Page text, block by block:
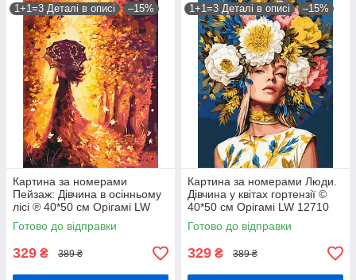
1+1=3 Деталі в описі –15%
Картина за номерами
Пейзаж: Дівчина в осінньому
лісі ℗ 40*50 см Орігамі LW
3062
Готово до відправки
329 ₴ 389 ₴
1+1=3 Деталі в описі –15%
Картина за номерами Люди.
Дівчина у квітах гортензії ©
40*50 см Орігамі LW 12710
Готово до відправки
329 ₴ 389 ₴